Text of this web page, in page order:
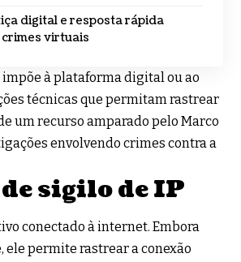
digital e resposta rápida
virtuais
à plataforma digital ou ao
técnicas que permitam rastrear
um recurso amparado pelo Marco
envolvendo crimes contra a
sigilo de IP
conectado à internet. Embora
ele permite rastrear a conexão